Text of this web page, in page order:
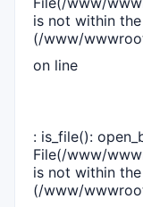
is not within
(/www/
on line
: is_file():
File(/www/
is not within
(/www/